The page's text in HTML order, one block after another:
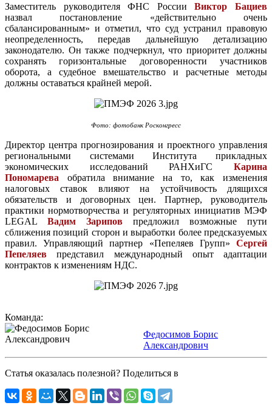
Заместитель руководителя ФНС РоссииВиктор Бациев
назвал постановление «действительно очень
сбалансированным» и отметил, что суд устранил правовую
неопределенность, передав дальнейшую детализацию
законодателю. Он также подчеркнул, что приоритет должны
сохранять горизонтальные договоренности участников
оборота, а судебное вмешательство и расчетные методы
должны оставаться крайней мерой.
Фото: фотобанк Росконгресс
Директор центра прогнозирования и проектного управления
региональными системами Института прикладных
экономических исследований РАНХиГС Карина
Пономарева обратила внимание на то, как изменения
налоговых ставок влияют на устойчивость длящихся
обязательств и договорных цен. Партнер, руководитель
практики нормотворчества и регуляторных инициатив МЭФ
LEGAL Вадим Зарипов предложил возможные пути
сближения позиций сторон и выработки более предсказуемых
правил. Управляющий партнер «Пепеляев Групп» Сергей
Пепеляев представил международный опыт адаптации
контрактов к изменениям НДС.
Команда:
Федосимов Борис
Александрович
Статья оказалась полезной? Поделиться в